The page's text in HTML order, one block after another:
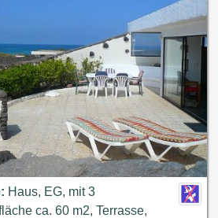
Haus, EG, mit 3
ca. 60 m2, Terrasse,